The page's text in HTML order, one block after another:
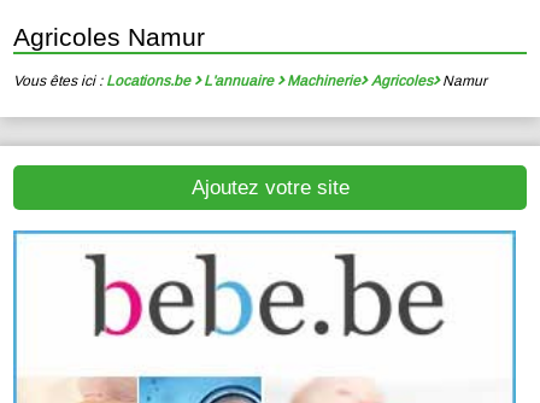
Agricoles Namur
Vous êtes ici : Locations.be L'annuaire Machinerie Agricoles Namur
Ajoutez votre site